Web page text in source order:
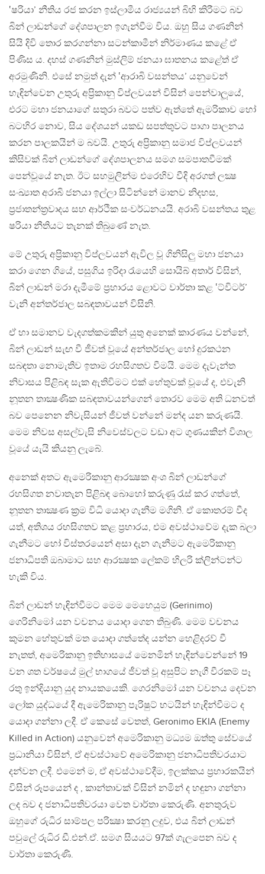
‛ෂරියා’ නීතිය රජ කරන ඉස්ලාමීය රාජ්‍යයන් බිහි කිරීමට බව
බින් ලාඩන්ගේ දේශපාලන ඉගැන්වීම විය. ඔහු සිය ගණනින්
සියි දිවි තොර කරගන්නා සටන්කාමීන් නිර්මාණය කළේ ඒ
පිණිස ය. දහස් ගණනින් මුස්ලිම් ජනයා ඝාතනය කළේත් ඒ
අරමුණිනි. එසේ නමුත් දැන් ‛ආරාබි වසන්තය’ යනුවෙන්
හැඳින්වෙන උතුරු අප්‍රිකානු විප්ලවයන් විසින් පෙන්වාලූයේ,
එරට මහා ජනයාගේ සතුරා බවට පත්ව ඇත්තේ ඇමරිකාව හෝ
බටහිර නොව, සිය දේශයන් යකඩ සපත්තුවට පාගා පාලනය
කරන පාලකයින් ම බවයි. උතුරු අප්‍රිකානු සමාජ විප්ලවයන්
කිසිවක් බින් ලාඩන්ගේ දේශපාලනය සමග සමපාතවීමක්
පෙන්වූයේ නැත. ඊට සහමුලින්ම එරෙහිව වීදි අරගත් ලක්‍ෂ
සංඛ්‍යාත අරාබි ජනයා ඉල්ලා සිටින්නේ මානව නිදහස,
ප්‍රජාතන්ත්‍රවාදය සහ ආර්ථික සංවර්ධනයයි. අරාබි වසන්තය තුළ
ෂරියා නීතියට තැනක් තිබුණේ නැත.
මේ උතුරු අප්‍රිකානු විප්ලවයන් ඇවිල වූ ගිනිසිලු මහා ජනයා
කරා ගෙන ගියේ, පසුගිය ඉරිදා රැයෙහි සොයිබ් අතාර් විසින්,
බින් ලාඩන් මරා දැමීමේ ප්‍රහාරය ළොවට වාර්තා කළ ‛ට්විටර්’
වැනි අන්තර්ජාල සබඳතාවයන් විසිනි.
ඒ හා සමානව වැදගත්කමකින් යුතු අනෙක් කාරණය වන්නේ,
බින් ලාඩන් සැඟ වී ජීවත් වූයේ අන්තර්ජාල හෝ දුරකථන
සබඳතා නොමැතිව ඉතාම රහසිගතව වීමයි. මෙම දැවැන්ත
නිවාසය පිළිබඳ සැක ඇතිවිමට එක් හේතුවක් වූයේ ද, එවැනි
නූතන තාක්‍ෂණික සබඳතාවයන්ගෙන් තොරව මෙම අති ධනවත්
බව පෙනෙන නිවැසියන් ජීවත් වන්නේ මන්ද යන කරුණයි.
මෙම නිවස අසල්වැසි නිවෙස්වලට වඩා අට ගුණයකින් විශාල
වූයේ යැයි කියනු ලැබේ.
අනෙක් අතට ඇමෙරිකානු ආරක්‍ෂක අංශ බින් ලාඩන්ගේ
රහසිගත නවාතැන පිළිබඳ බොහෝ කරුණු රැස් කර ගත්තේ,
නූතන තාක්‍ෂණ ක්‍රම විධි යොදා ගැනීම මගිනි. ඒ කොතරම් වීද
යත්, අතිශය රහසිගතව කළ ප්‍රහාරය, එම අවස්ථාවේම දැක බලා
ගැනීමට හෝ විස්තරයෙන් අසා දැන ගැනීමට ඇමෙරිකානු
ජනාධිපති ඔබාමාට සහ ආරක්‍ෂක ලේකම් හිලරි ක්ලින්ටන්ට
හැකි විය.
බින් ලාඩන් හැඳින්වීමට මෙම මෙහෙයුම (Gerinimo)
ගෙරිනිමෝ යන වචනය යොදා ගෙන තිබුණි. මෙම වචනය
කුමන හේතුවක් මත යොදා ගත්තේද යන්න හෙළිදරව් වී
නැතත්, අමෙරිකානු ඉතිහාසයේ මෙනමින් හැඳින්වෙන්නේ 19
වන ශත වර්ෂයේ මුල් භාගයේ ජීවත් වූ අසුපිට නැගී වීරකම් පෑ
රතු ඉන්දියානු යුද නායකයෙකි. ගෙරනිමෝ යන වචනය දෙවන
ලෝක යුද්ධයේ දී ඇමෙරිකානු පැරිෂුට් භටයින් හැඳින්වීමට ද
යොදා ගන්නා ලදී. ඒ කෙසේ වෙතත්, Geronimo EKIA (Enemy
Killed in Action) යනුවෙන් අමෙරිකානු මධ්‍යම ඔත්තු සේවයේ
ප්‍රධානියා විසින්, ඒ අවස්ථාවේ අමෙරිකානු ජනාධිපතිවරයාට
දන්වන ලදී. එමෙන් ම, ඒ අවස්ථාවේදීම, ඉලක්කය ප්‍රහාරකයින්
විසින් රූපයෙන් ද , කාන්තාවක් විසින් නමින් ද හඳුනා ගන්නා
ලද බව ද ජනාධිපතිවරයා වෙත වාර්තා කෙරුණි. අනතුරුව
ඔහුගේ රුධිර සාම්පල පරික්‍ෂා කරනු ලදුව, එය බින් ලාඩන්
පවුලේ රුධිර ඩී.එන්.ඒ. සමග සියයට 97ක් ගැලපෙන බව ද
වාර්තා කෙරුණි.